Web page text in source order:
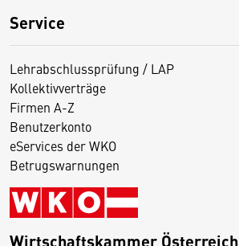
Service
Lehrabschlussprüfung / LAP
Kollektivverträge
Firmen A-Z
Benutzerkonto
eServices der WKO
Betrugswarnungen
Wirtschaftskammer Österreich